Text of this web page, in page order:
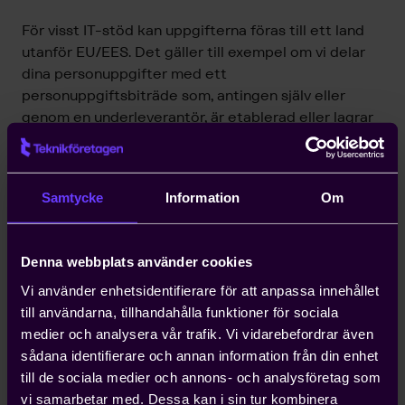
Samtycke Information Om
Denna webbplats använder cookies
Vi använder enhetsidentifierare för att anpassa innehållet
till användarna, tillhandahålla funktioner för sociala
medier och analysera vår trafik. Vi vidarebefordrar även
sådana identifierare och annan information från din enhet
till de sociala medier och annons- och analysföretag som
vi samarbetar med. Dessa kan i sin tur kombinera
För visst IT-stöd kan uppgifterna föras till ett land
utanför EU/EES. Det gäller till exempel om vi delar
dina personuppgifter med ett
personuppgiftsbiträde som, antingen själv eller
genom en underleverantör, är etablerad eller lagrar
information i ett land utanför EU/EES. Som
personuppgiftsansvariga är vi ansvariga för att vidta
åtgärder för att säkerställa att dessa behandlingar
sker i enlighet med bestämmelser inom EU/EES.
När personuppgifter behandlas utanför EU/EES
garanteras skyddsnivån antingen genom ett beslut
från EU-kommissionen om att landet ifråga
säkerställer en adekvat skyddsnivå eller genom
användandet av så kallade lämpliga skyddsåtgärder.
Hit hör bland annat ”Privacy Shield” användningen av
”Binding Corporate Rules” och olika avtalslösningar.